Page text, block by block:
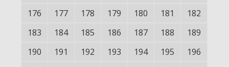
176
177 178 179 180 181
182
183
184 185 186 187 188
189
190
191 192 193 194 195
196